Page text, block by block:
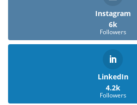
Instagram
6k
Followers
LinkedIn
4.2k
Followers